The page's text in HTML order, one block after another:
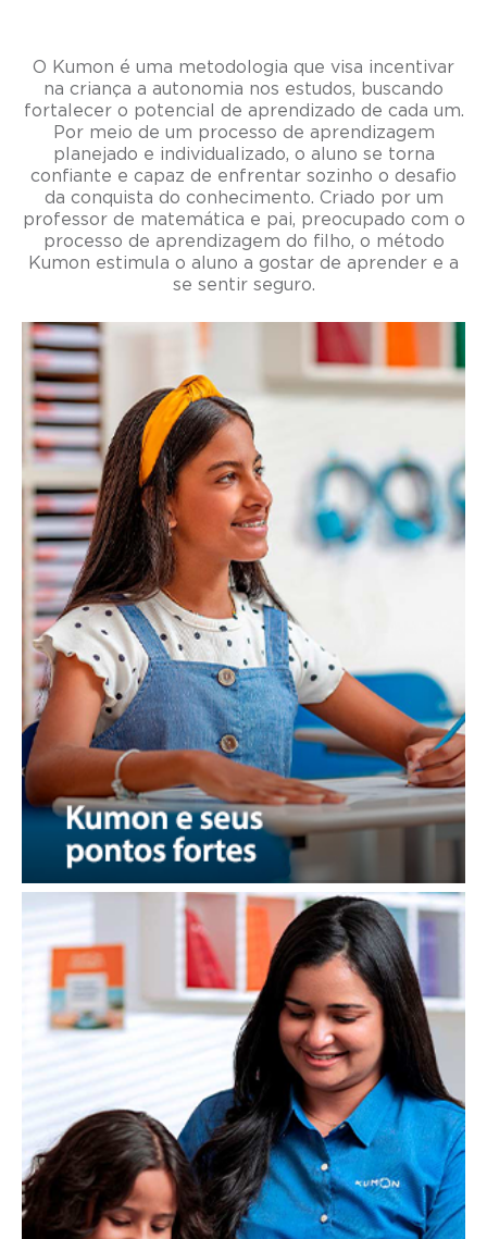
O Kumon é uma metodologia que visa incentivar
na criança a autonomia nos estudos, buscando
fortalecer o potencial de aprendizado de cada um.
Por meio de um processo de aprendizagem
planejado e individualizado, o aluno se torna
confiante e capaz de enfrentar sozinho o desafio
da conquista do conhecimento. Criado por um
professor de matemática e pai, preocupado com o
processo de aprendizagem do filho, o método
Kumon estimula o aluno a gostar de aprender e a
se sentir seguro.